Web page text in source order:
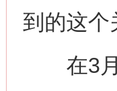
到的这个
在3月